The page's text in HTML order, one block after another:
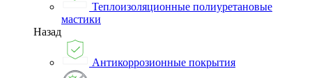
Теплоизоляционные полиуретановые
мастики
Назад
Антикоррозионные покрытия